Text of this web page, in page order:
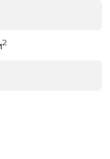
2